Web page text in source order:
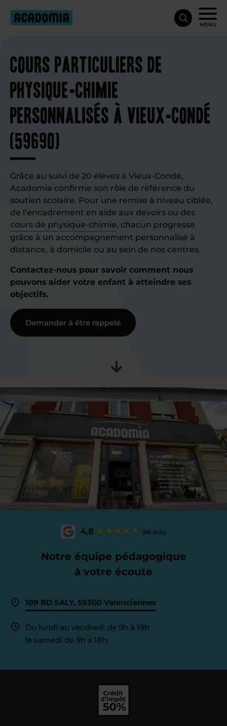
MENU
Cours particuliers de
physique-chimie
personnalisés à Vieux-Condé
(59690)
Grâce au suivi de 20 élèves à Vieux-Condé,
Acadomia confirme son rôle de référence du
soutien scolaire. Pour une remise à niveau ciblée,
de l’encadrement en aide aux devoirs ou des
cours de physique-chimie, chacun progresse
grâce à un accompagnement personnalisé à
distance, à domicile ou au sein de nos centres.
Contactez-nous pour savoir comment nous
pouvons aider votre enfant à atteindre ses
objectifs.
Demander à être rappelé
4,8 (66 avis)
Notre équipe pédagogique
à votre écoute
109 BD SALY, 59300 Valenciennes
Du lundi au vendredi de 9h à 19h
le samedi de 9h à 18h.